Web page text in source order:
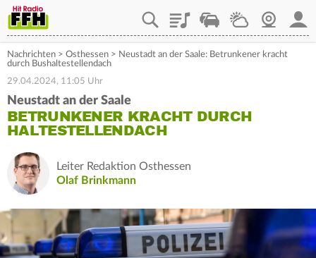
PlaylistStaupilotWetterWebcam
Nachrichten > Osthessen > Neustadt an der Saale: Betrunkener kracht
durch Bushaltestellendach
29.04.2024, 11:05 Uhr
Neustadt an der Saale
BETRUNKENER KRACHT DURCH
HALTESTELLENDACH
Leiter Redaktion Osthessen
Olaf Brinkmann